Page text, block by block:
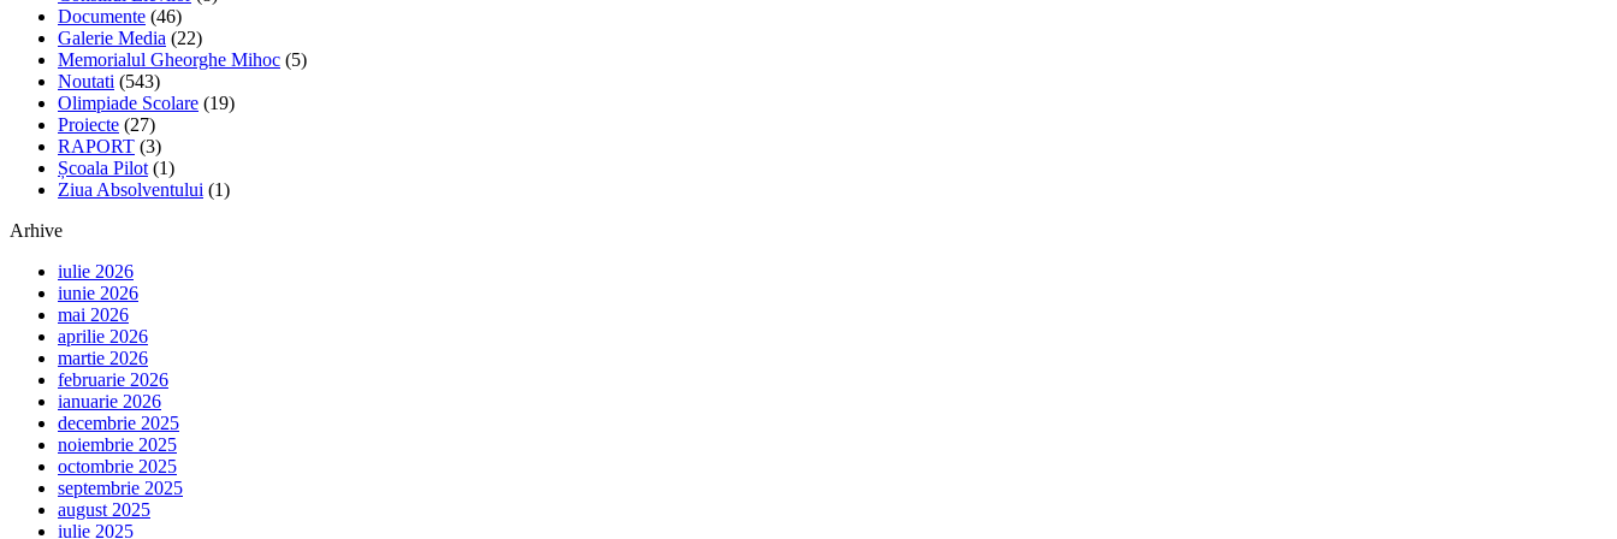
Documente (46)
Galerie Media (22)
Memorialul Gheorghe Mihoc (5)
Noutati (543)
Olimpiade Scolare (19)
Proiecte (27)
RAPORT (3)
Școala Pilot (1)
Ziua Absolventului (1)
Arhive
iulie 2026
iunie 2026
mai 2026
aprilie 2026
martie 2026
februarie 2026
ianuarie 2026
decembrie 2025
noiembrie 2025
octombrie 2025
septembrie 2025
august 2025
iulie 2025